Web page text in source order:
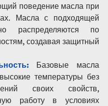
поведение масла при
Масла с подходящей
распределяются по
создавая защитный
Базовые масла
температуры без
своих свойств,
работу в условиях